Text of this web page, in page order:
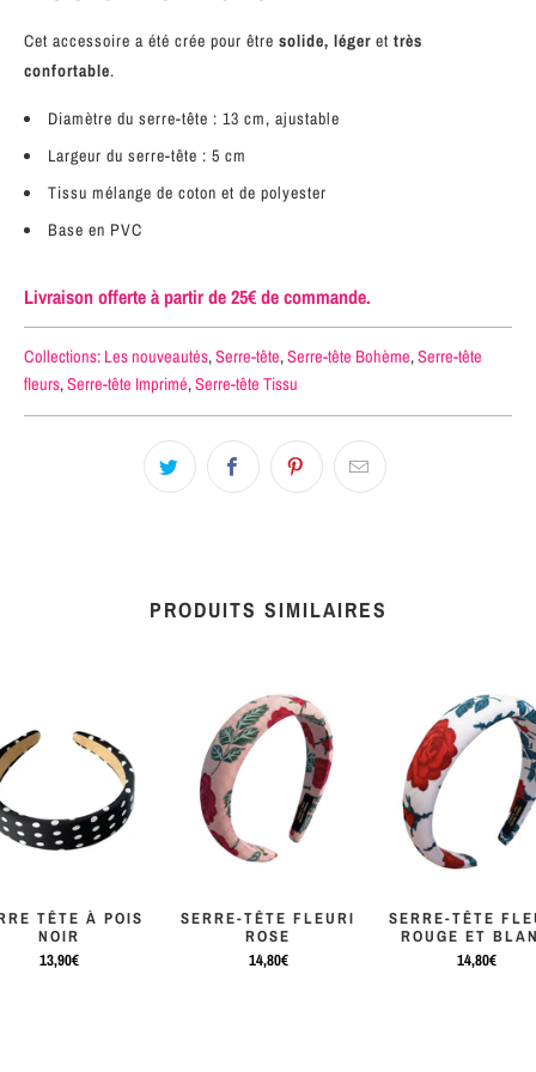
Cet accessoire a été crée pour être solide, léger et très
confortable.
Diamètre du serre-tête : 13 cm, ajustable
Largeur du serre-tête : 5 cm
Tissu mélange de coton et de polyester
Base en PVC
Livraison offerte à partir de 25€ de commande.
Collections: Les nouveautés,Serre-tête,Serre-tête Bohème,Serre-tête
fleurs,Serre-tête Imprimé,Serre-tête Tissu
PRODUITS SIMILAIRES
TÊTE À POIS
NOIR
13,90€
SERRE-TÊTE FLEURI
ROSE
14,80€
SERRE-TÊTE
ROUGE ET
14,80€